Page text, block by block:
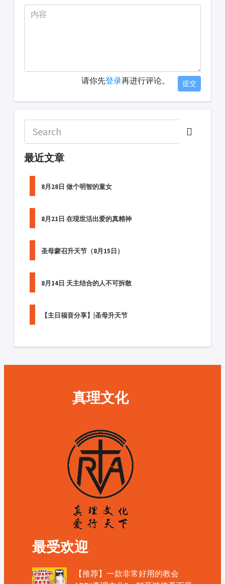
请你先登录再进行评论。 提交
最近文章
8月28日 做个明智的童女
8月21日 在现世活出爱的真精神
圣母蒙召升天节（8月15日）
8月14日 天主结合的人不可拆散
【主日福音分享】|圣母升天节
真理文化
最受欢迎
【推荐】一款非常好用的教会